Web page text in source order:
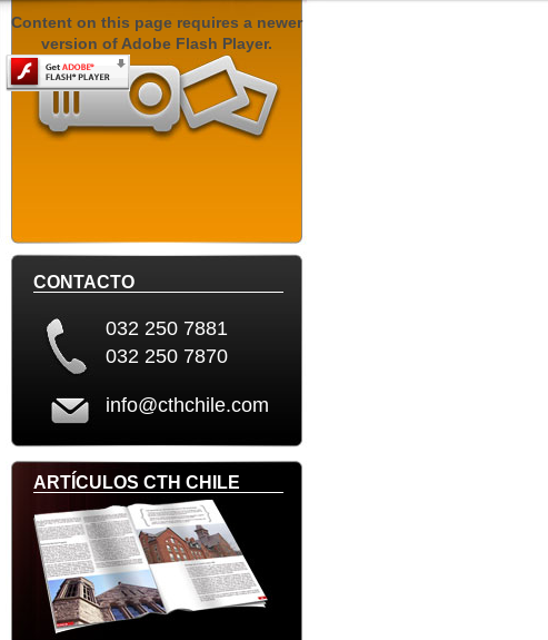
Content on this page requires a newer
version of Adobe Flash Player.
CONTACTO
032 250 7881
032 250 7870
info@cthchile.com
ARTÍCULOS CTH CHILE